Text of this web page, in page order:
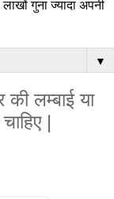
गुना ज्यादा अपनी
▼
की लम्बाई या
|